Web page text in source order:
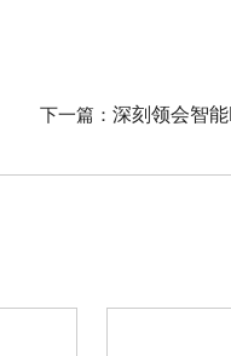
下一篇： 深刻领会智